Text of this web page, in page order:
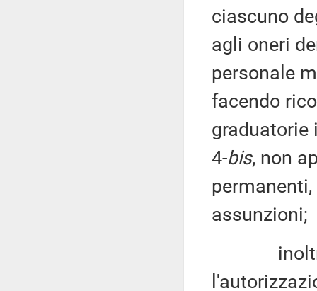
ciascuno
agli oneri
personale
facendo
graduatorie
4-bis, non
assunzioni;
inoltre,